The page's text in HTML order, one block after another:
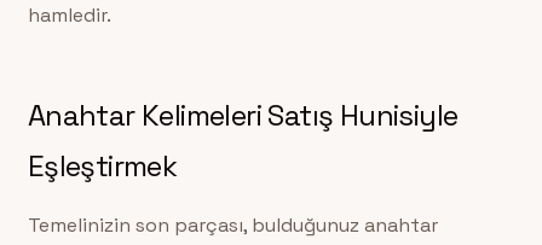
hamledir.
Anahtar Kelimeleri Satış Hunisiyle
Eşleştirmek
Temelinizin son parçası, bulduğunuz anahtar